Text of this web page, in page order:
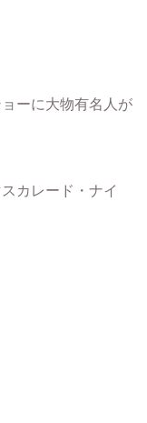
ーに大物有名人が
カレード・ナイ